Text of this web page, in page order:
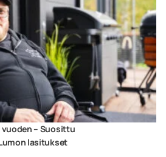
– Suosittu
lasitukset